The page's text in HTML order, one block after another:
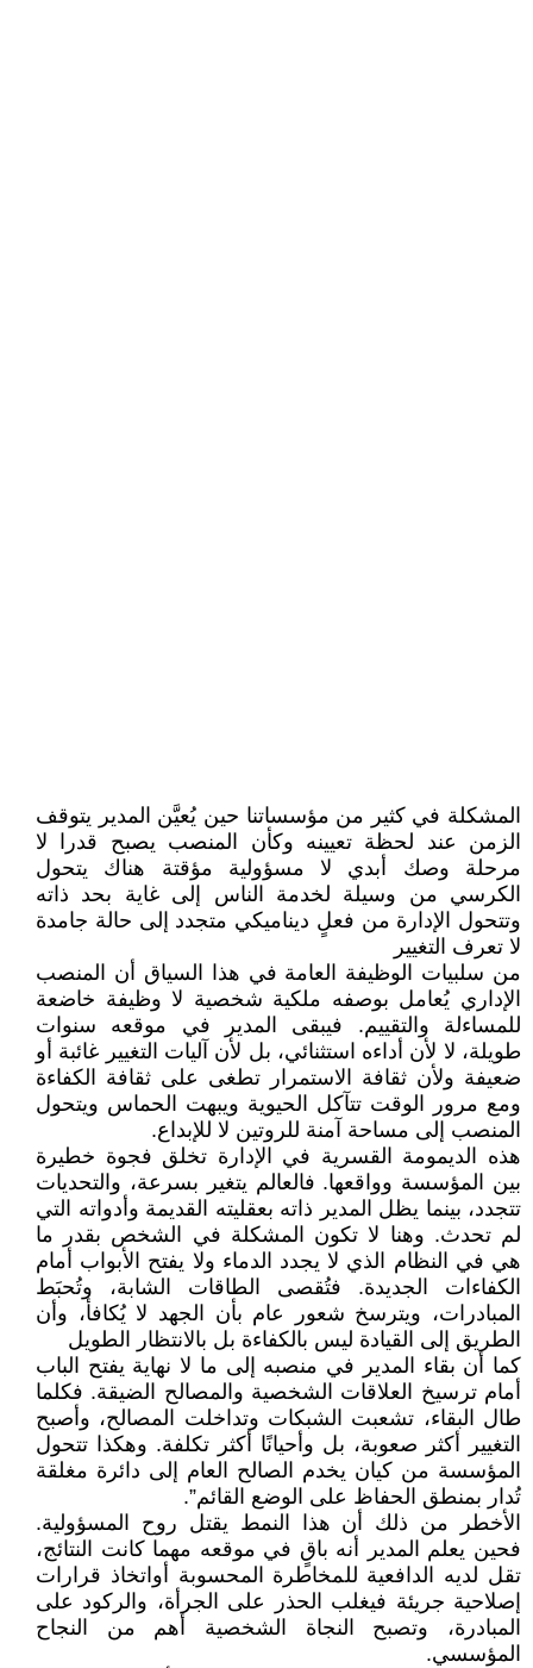
المشكلة في كثير من مؤسساتنا حين يُعيَّن المدير يتوقف
الزمن عند لحظة تعيينه وكأن المنصب يصبح قدرا لا
مرحلة وصك أبدي لا مسؤولية مؤقتة هناك يتحول
الكرسي من وسيلة لخدمة الناس إلى غاية بحد ذاته
وتتحول الإدارة من فعلٍ ديناميكي متجدد إلى حالة جامدة
لا تعرف التغيير
من سلبيات الوظيفة العامة في هذا السياق أن المنصب
الإداري يُعامل بوصفه ملكية شخصية لا وظيفة خاضعة
للمساءلة والتقييم. فيبقى المدير في موقعه سنوات
طويلة، لا لأن أداءه استثنائي، بل لأن آليات التغيير غائبة أو
ضعيفة ولأن ثقافة الاستمرار تطغى على ثقافة الكفاءة
ومع مرور الوقت تتآكل الحيوية ويبهت الحماس ويتحول
المنصب إلى مساحة آمنة للروتين لا للإبداع.
هذه الديمومة القسرية في الإدارة تخلق فجوة خطيرة
بين المؤسسة وواقعها. فالعالم يتغير بسرعة، والتحديات
تتجدد، بينما يظل المدير ذاته بعقليته القديمة وأدواته التي
لم تحدث. وهنا لا تكون المشكلة في الشخص بقدر ما
هي في النظام الذي لا يجدد الدماء ولا يفتح الأبواب أمام
الكفاءات الجديدة. فتُقصى الطاقات الشابة، وتُحبَط
المبادرات، ويترسخ شعور عام بأن الجهد لا يُكافأ، وأن
الطريق إلى القيادة ليس بالكفاءة بل بالانتظار الطويل
كما أن بقاء المدير في منصبه إلى ما لا نهاية يفتح الباب
أمام ترسيخ العلاقات الشخصية والمصالح الضيقة. فكلما
طال البقاء، تشعبت الشبكات وتداخلت المصالح، وأصبح
التغيير أكثر صعوبة، بل وأحيانًا أكثر تكلفة. وهكذا تتحول
المؤسسة من كيان يخدم الصالح العام إلى دائرة مغلقة
تُدار بمنطق الحفاظ على الوضع القائم”.
الأخطر من ذلك أن هذا النمط يقتل روح المسؤولية.
فحين يعلم المدير أنه باقٍ في موقعه مهما كانت النتائج،
تقل لديه الدافعية للمخاطرة المحسوبة أواتخاذ قرارات
إصلاحية جريئة فيغلب الحذر على الجرأة، والركود على
المبادرة، وتصبح النجاة الشخصية أهم من النجاح
المؤسسي.